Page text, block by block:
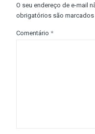
O seu endereço de e-mail
obrigatórios são marcados
Comentário *